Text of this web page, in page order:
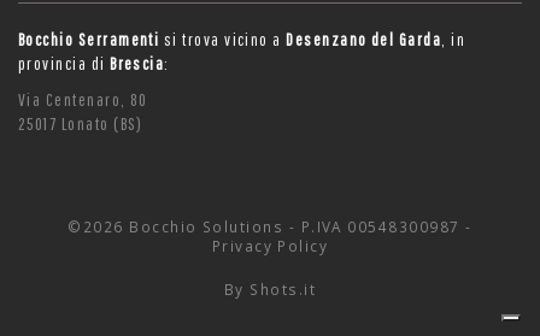
Bocchio Serramenti si trova vicino aDesenzano del Garda , in
provincia diBrescia:
Via Centenaro, 80
25017 Lonato (BS)
©2026 Bocchio Solutions - P.IVA 00548300987 -
Privacy Policy
By Shots.it